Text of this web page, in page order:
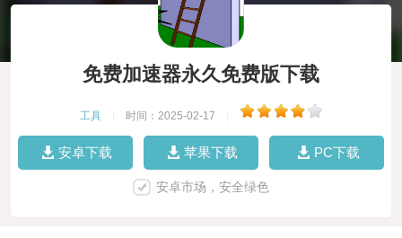
免费加速器永久免费版下载
工具 时间：2025-02-17
安卓下载 苹果下载 PC下载
安卓市场，安全绿色